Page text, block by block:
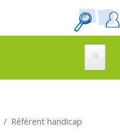
Référent handicap